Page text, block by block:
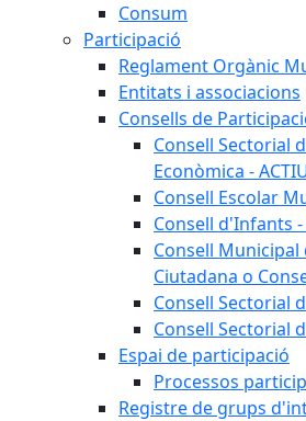
Consum
Participació
Reglament Orgànic
Entitats i associacions
Consells de
Consell Sectorial
Econòmica -
Consell Escolar
Consell d'Infants -
Consell
Ciutadana o
Consell Sectorial
Consell Sectorial
Espai de participació
Processos
Registre de grups